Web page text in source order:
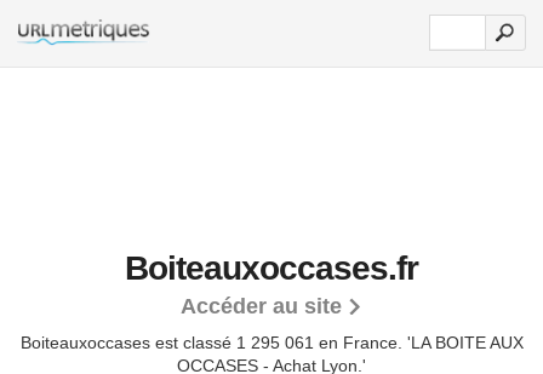
Boiteauxoccases.fr
Accéder au site
Boiteauxoccases est classé 1 295 061 en France. 'LA BOITE AUX
OCCASES - Achat Lyon.'